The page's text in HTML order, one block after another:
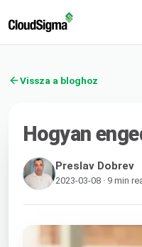
Vissza a bloghoz
Hogyan
Preslav Dobrev
2023-03-08 · 9 min